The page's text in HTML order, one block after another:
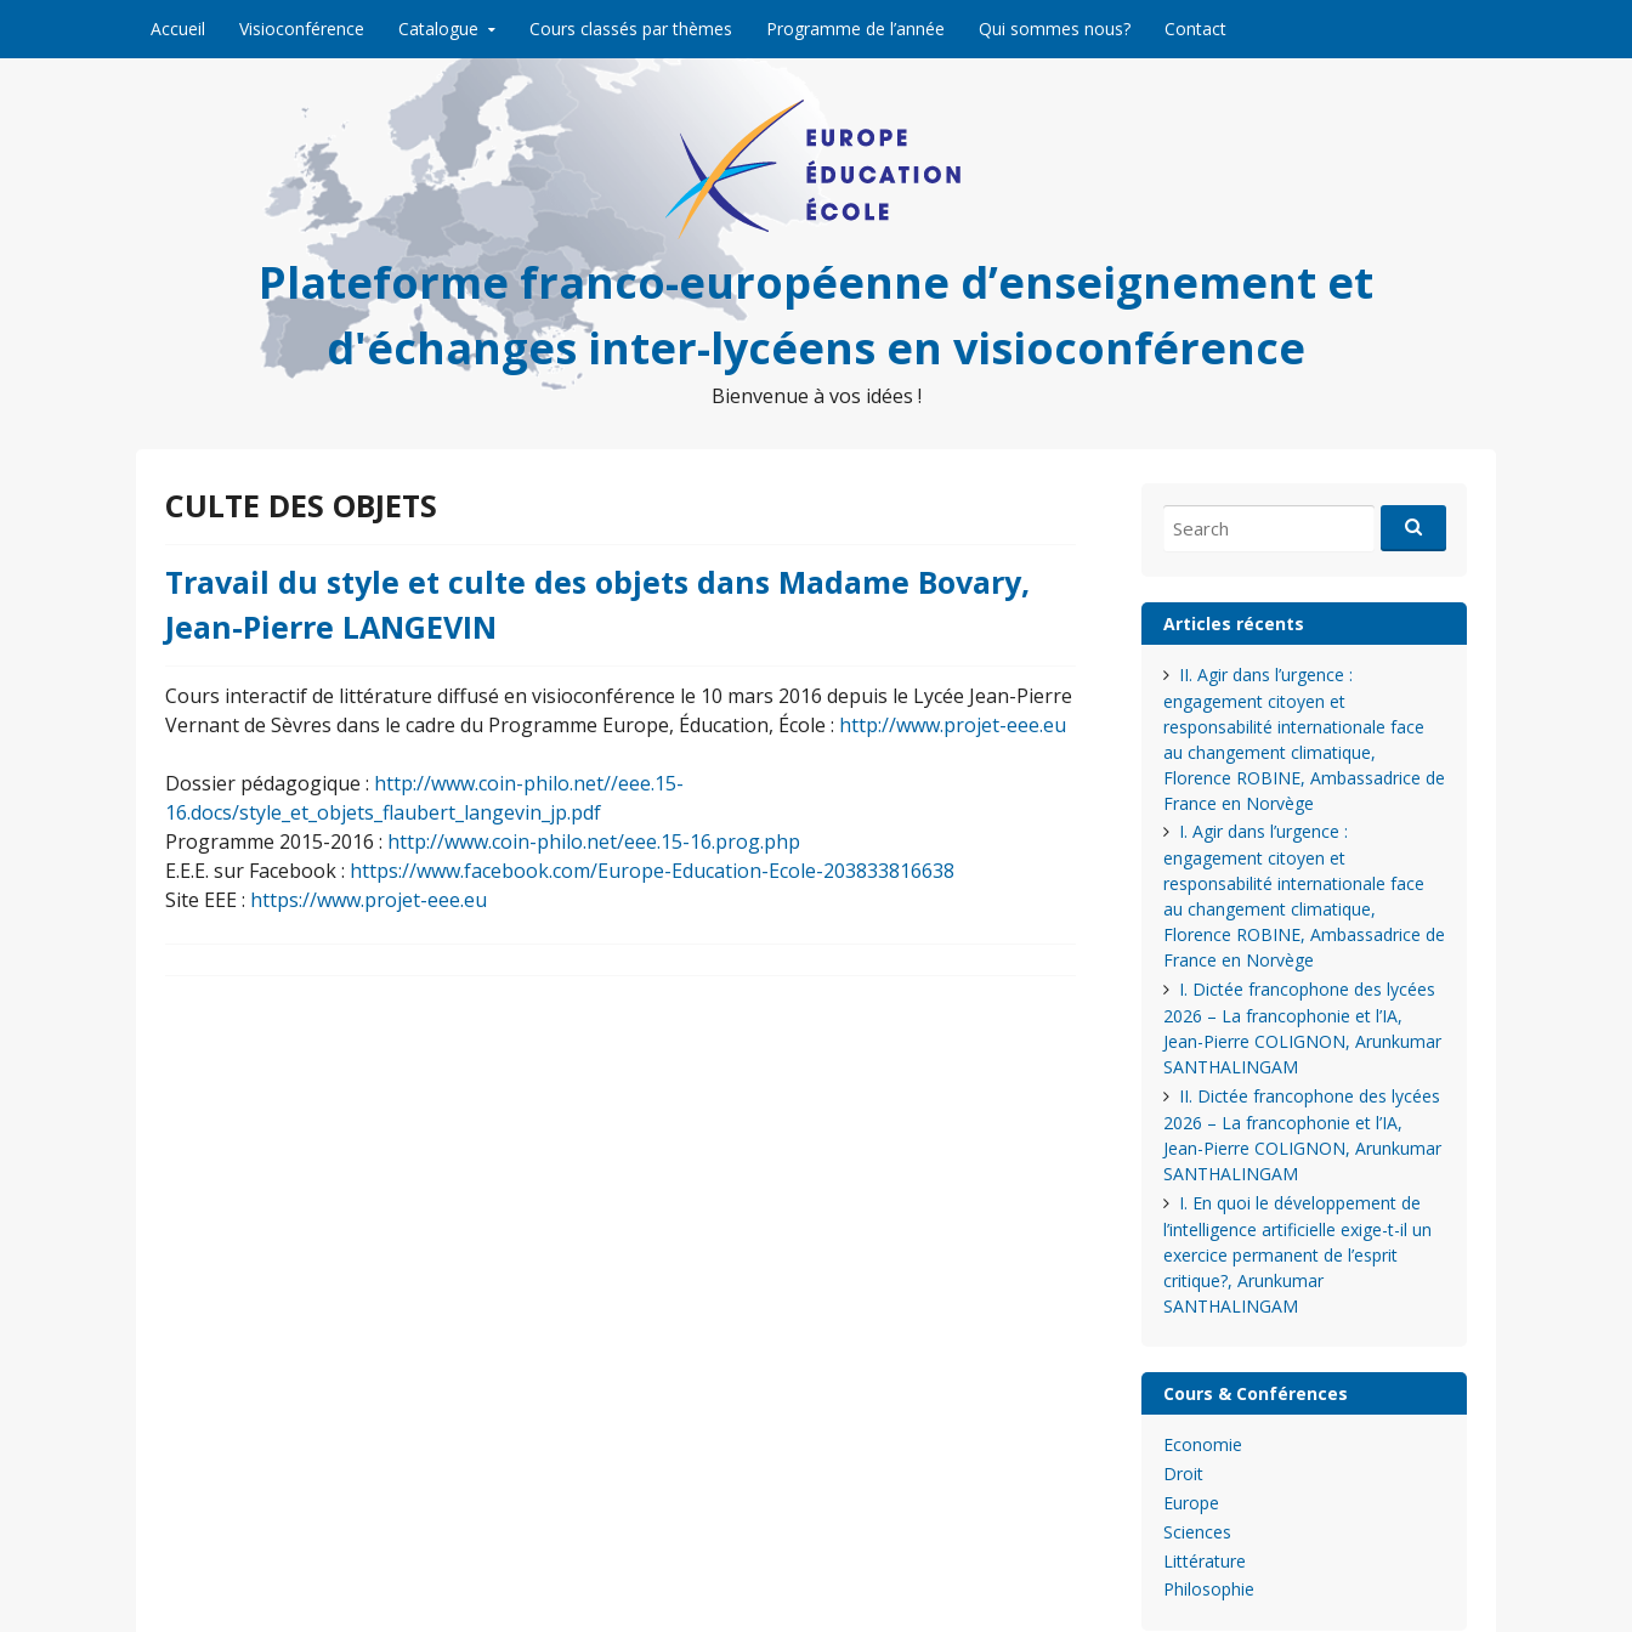
Accueil Visioconférence Catalogue Cours classés par thèmes Programme de l’année Qui sommes nous? Contact
Plateforme franco-européenne d’enseignement et
d'échanges inter-lycéens en visioconférence
Bienvenue à vos idées !
CULTE DES OBJETS
Travail du style et culte des objets dans Madame Bovary,
Jean-Pierre LANGEVIN
Cours interactif de littérature diffusé en visioconférence le 10 mars 2016 depuis le Lycée Jean-Pierre
Vernant de Sèvres dans le cadre du Programme Europe, Éducation, École : http://www.projet-eee.eu
Dossier pédagogique : http://www.coin-philo.net//eee.15-
16.docs/style_et_objets_flaubert_langevin_jp.pdf
Programme 2015-2016 : http://www.coin-philo.net/eee.15-16.prog.php
E.E.E. sur Facebook : https://www.facebook.com/Europe-Education-Ecole-203833816638
Site EEE : https://www.projet-eee.eu
for:
Articles récents
II. Agir dans l’urgence :
engagement citoyen et
responsabilité internationale face
au changement climatique,
Florence ROBINE, Ambassadrice de
France en Norvège
I. Agir dans l’urgence :
engagement citoyen et
responsabilité internationale face
au changement climatique,
Florence ROBINE, Ambassadrice de
France en Norvège
I. Dictée francophone des lycées
2026 – La francophonie et l’IA,
Jean-Pierre COLIGNON, Arunkumar
SANTHALINGAM
II. Dictée francophone des lycées
2026 – La francophonie et l’IA,
Jean-Pierre COLIGNON, Arunkumar
SANTHALINGAM
I. En quoi le développement de
l’intelligence artificielle exige-t-il un
exercice permanent de l’esprit
critique?, Arunkumar
SANTHALINGAM
Cours & Conférences
Economie
Droit
Europe
Sciences
Littérature
Philosophie